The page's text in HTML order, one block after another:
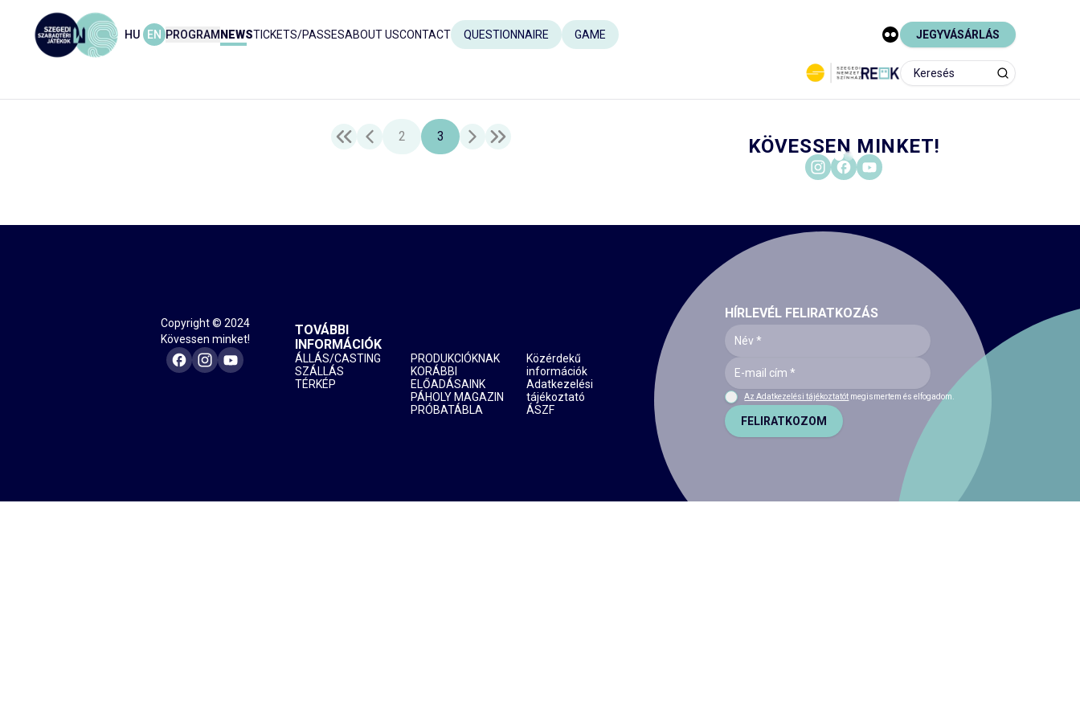
HU EN PROGRAM NEWSTICKETS/PASSESABOUT USCONTACT QUESTIONNAIRE GAME JEGYVÁSÁRLÁS
2 3 KÖVESSEN MINKET!
Copyright © 2024
Kövessen minket!
TOVÁBBI
INFORMÁCIÓK
ÁLLÁS/CASTING
SZÁLLÁS
TÉRKÉP
PRODUKCIÓKNAK
KORÁBBI
ELŐADÁSAINK
PÁHOLY MAGAZIN
PRÓBATÁBLA
Közérdekű
információk
Adatkezelési
tájékoztató
ÁSZF
HÍRLEVÉL FELIRATKOZÁS
Az Adatkezelési tájékoztatót megismertem és elfogadom.
FELIRATKOZOM